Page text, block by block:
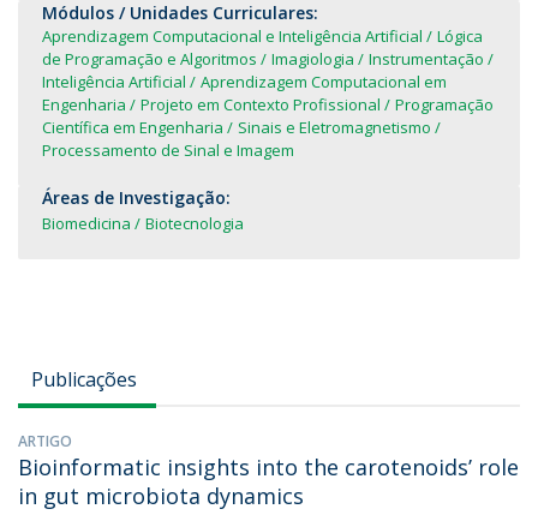
Módulos / Unidades Curriculares:
Aprendizagem Computacional e Inteligência Artificial
Lógica
de Programação e Algoritmos
Imagiologia
Instrumentação
Inteligência Artificial
Aprendizagem Computacional em
Engenharia
Projeto em Contexto Profissional
Programação
Científica em Engenharia
Sinais e Eletromagnetismo
Processamento de Sinal e Imagem
Áreas de Investigação:
Biomedicina Biotecnologia
Publicações
ARTIGO
Bioinformatic insights into the carotenoids’ role
in gut microbiota dynamics